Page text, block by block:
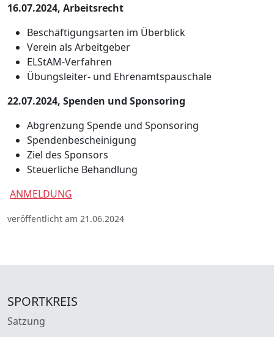
16.07.2024, Arbeitsrecht
Beschäftigungsarten im Überblick
Verein als Arbeitgeber
ELStAM-Verfahren
Übungsleiter- und Ehrenamtspauschale
22.07.2024, Spenden und Sponsoring
Abgrenzung Spende und Sponsoring
Spendenbescheinigung
Ziel des Sponsors
Steuerliche Behandlung
ANMELDUNG
veröffentlicht am 21.06.2024
SPORTKREIS
Satzung